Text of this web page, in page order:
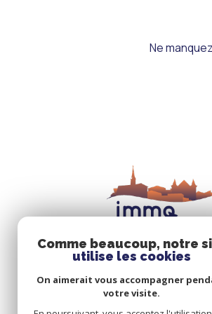
Ne
Comme beaucoup, notre
utilise les cookies
On aimerait vous accompagner
votre visite.